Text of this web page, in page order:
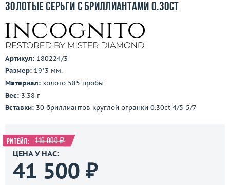
Контакты
3D-тур по шоуруму
Золотые серьги с бриллиантами 0.30ct
Артикул: 180224/3
Размер: 19*3 мм.
Материал: золото 585 пробы
Вес: 3.38 г
Вставки: 30 бриллиантов круглой огранки 0.30ct 4/5-5/7
Ритейл: 116 000 ₽
ЦЕНА У НАС:
41 500 ₽